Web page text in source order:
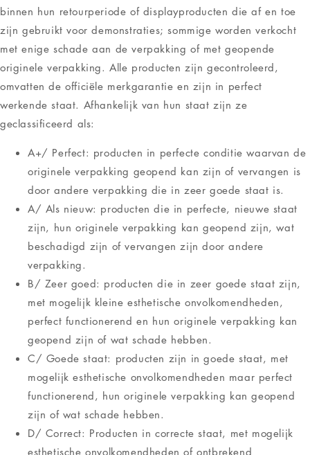
binnen hun retourperiode of displayproducten die af en toe
zijn gebruikt voor demonstraties; sommige worden verkocht
met enige schade aan de verpakking of met geopende
originele verpakking. Alle producten zijn gecontroleerd,
omvatten de officiële merkgarantie en zijn in perfect
werkende staat. Afhankelijk van hun staat zijn ze
geclassificeerd als:
A+/ Perfect: producten in perfecte conditie waarvan de
originele verpakking geopend kan zijn of vervangen is
door andere verpakking die in zeer goede staat is.
A/ Als nieuw: producten die in perfecte, nieuwe staat
zijn, hun originele verpakking kan geopend zijn, wat
beschadigd zijn of vervangen zijn door andere
verpakking.
B/ Zeer goed: producten die in zeer goede staat zijn,
met mogelijk kleine esthetische onvolkomendheden,
perfect functionerend en hun originele verpakking kan
geopend zijn of wat schade hebben.
C/ Goede staat: producten zijn in goede staat, met
mogelijk esthetische onvolkomendheden maar perfect
functionerend, hun originele verpakking kan geopend
zijn of wat schade hebben.
D/ Correct: Producten in correcte staat, met mogelijk
esthetische onvolkomendheden of ontbrekend